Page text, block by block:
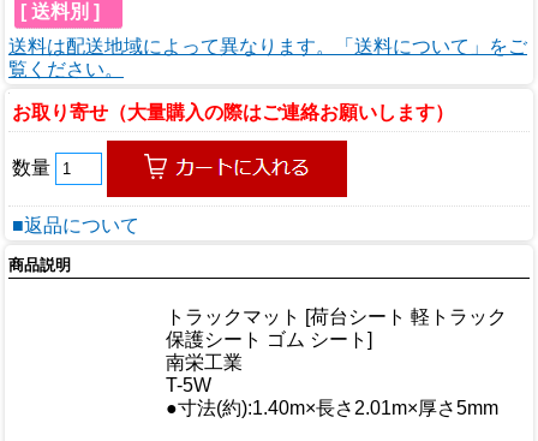
[ 送料別 ]
送料は配送地域によって異なります。「送料について」をご
覧ください。
お取り寄せ（大量購入の際はご連絡お願いします）
数量
■返品について
商品説明
トラックマット [荷台シート 軽トラック
保護シート ゴム シート]
南栄工業
T-5W
●寸法(約):1.40m×長さ2.01m×厚さ5mm